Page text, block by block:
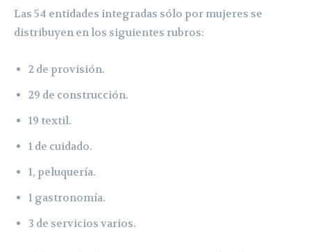
Las 54 entidades integradas sólo por mujeres se
distribuyen en los siguientes rubros:
2 de provisión.
29 de construcción.
19 textil.
1 de cuidado.
1, peluquería.
1 gastronomía.
3 de servicios varios.